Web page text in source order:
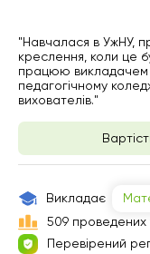
"Навчалася в УжНУ,
креслення, коли це
працюю викладачем
педагогічному
вихователів."
Викладає
509 проведених
Перевірений
20:00